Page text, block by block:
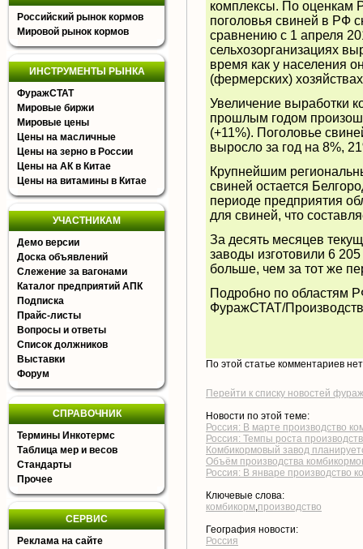
Российский рынок кормов
Мировой рынок кормов
ИНСТРУМЕНТЫ РЫНКА
ФуражСТАТ
Мировые биржи
Мировые цены
Цены на масличные
Цены на зерно в России
Цены на АК в Китае
Цены на витамины в Китае
УЧАСТНИКАМ
Демо версии
Доска объявлений
Слежение за вагонами
Каталог предприятий АПК
Подписка
Прайс-листы
Вопросы и ответы
Список должников
Выставки
Форум
СПРАВОЧНИК
Термины Инкотермс
Таблица мер и весов
Стандарты
Прочее
СЕРВИС
Реклама на сайте
комплексы. По оценкам
поголовья свиней в РФ
сравнению с 1 апреля
сельхозорганизациях
время как у населения
(фермерских)
Увеличение выработки
прошлым годом
(+11%). Поголовье
выросло за год на 8%,
Крупнейшим
свиней остается
периоде предприятия
для свиней, что
За десять месяцев
заводы изготовили 6
больше, чем за тот же
Подробно по областям
ФуражСТАТ/
По этой статье комментариев
Перейти к списку новостей
Новости по этой теме:
Россия: В марте производство
Россия: Темпы роста
Комбикормовый завод
Объём производства
Россия: В январе производство
Ключевые слова:
комбикорм,производство
География новости:
Россия